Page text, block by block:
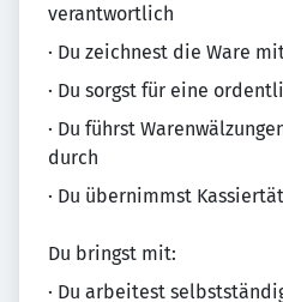
verantwortlich
· Du zeichnest die Ware
· Du sorgst für eine
· Du führst
durch
· Du übernimmst
Du bringst mit:
· Du arbeitest